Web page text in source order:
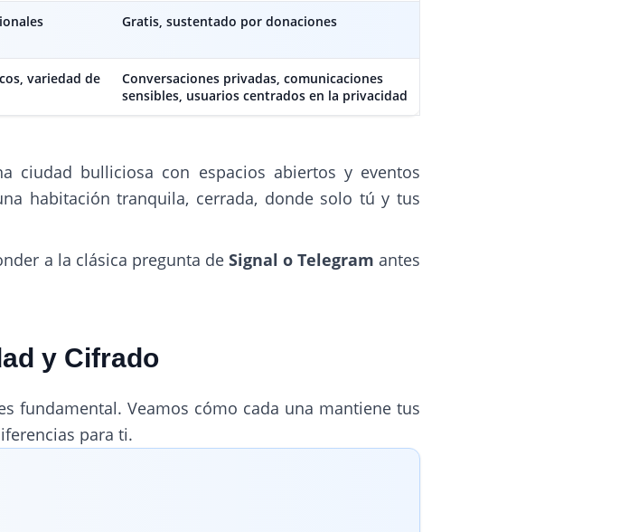
Gratis, sustentado por donaciones
variedad de
Conversaciones privadas, comunicaciones
sensibles, usuarios centrados en la privacidad
ciudad bulliciosa con espacios abiertos y eventos
habitación tranquila, cerrada, donde solo tú y tus
a la clásica pregunta de Signal o Telegram antes
y Cifrado
fundamental. Veamos cómo cada una mantiene tus
para ti.